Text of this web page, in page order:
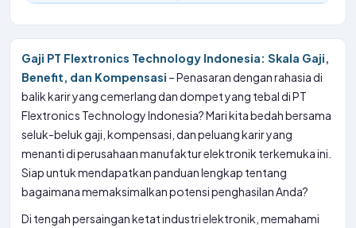
Gaji PT Flextronics Technology Indonesia: Skala Gaji,
Benefit, dan Kompensasi – Penasaran dengan rahasia di
balik karir yang cemerlang dan dompet yang tebal di PT
Flextronics Technology Indonesia? Mari kita bedah bersama
seluk-beluk gaji, kompensasi, dan peluang karir yang
menanti di perusahaan manufaktur elektronik terkemuka ini.
Siap untuk mendapatkan panduan lengkap tentang
bagaimana memaksimalkan potensi penghasilan Anda?
Di tengah persaingan ketat industri elektronik, memahami